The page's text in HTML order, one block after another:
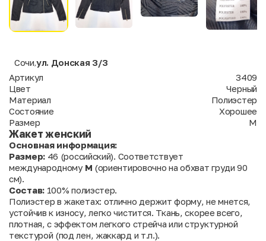
Сочи ул. Донская 3/3
Артикул
3409
Цвет
Черный
Материал
Полиэстер
Состояние
Хорошее
Размер
M
Жакет женский
Основная информация:
Размер:46 (российский). Соответствует
международному M (ориентировочно на обхват груди 90
см).
Состав:100% полиэстер.
Полиэстер в жакетах: отлично держит форму, не мнется,
устойчив к износу, легко чистится. Ткань, скорее всего,
плотная, с эффектом легкого стрейча или структурной
текстурой (под лен, жаккард и т.п.).